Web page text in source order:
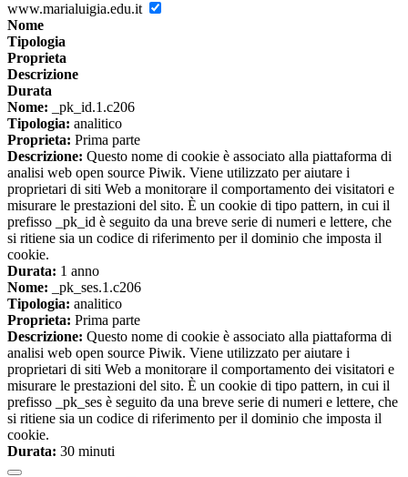
www.marialuigia.edu.it
Nome
Tipologia
Proprieta
Descrizione
Durata
Nome: _pk_id.1.c206
Tipologia: analitico
Proprieta: Prima parte
Descrizione: Questo nome di cookie è associato alla piattaforma di
analisi web open source Piwik. Viene utilizzato per aiutare i
proprietari di siti Web a monitorare il comportamento dei visitatori e
misurare le prestazioni del sito. È un cookie di tipo pattern, in cui il
prefisso _pk_id è seguito da una breve serie di numeri e lettere, che
si ritiene sia un codice di riferimento per il dominio che imposta il
cookie.
Durata: 1 anno
Nome: _pk_ses.1.c206
Tipologia: analitico
Proprieta: Prima parte
Descrizione: Questo nome di cookie è associato alla piattaforma di
analisi web open source Piwik. Viene utilizzato per aiutare i
proprietari di siti Web a monitorare il comportamento dei visitatori e
misurare le prestazioni del sito. È un cookie di tipo pattern, in cui il
prefisso _pk_ses è seguito da una breve serie di numeri e lettere, che
si ritiene sia un codice di riferimento per il dominio che imposta il
cookie.
Durata: 30 minuti